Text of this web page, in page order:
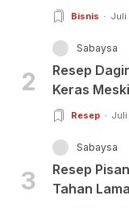
Bisnis Juli
2
Sabaysa
Resep
Keras
Resep Juli
3
Sabaysa
Resep
Tahan